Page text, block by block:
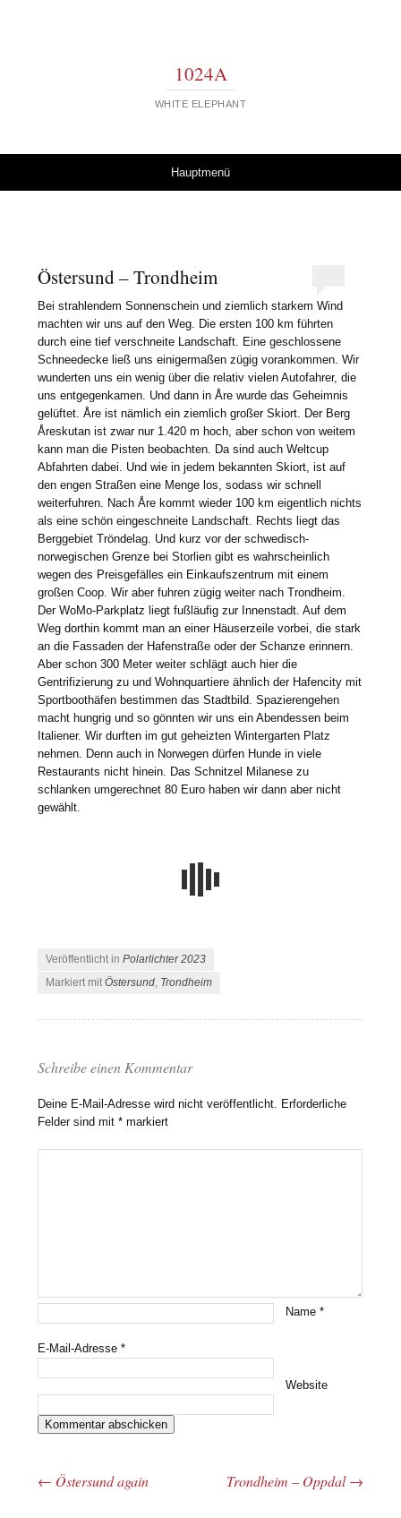
1024A
WHITE ELEPHANT
Hauptmenü
Östersund – Trondheim
Bei strahlendem Sonnenschein und ziemlich starkem Wind
machten wir uns auf den Weg. Die ersten 100 km führten
durch eine tief verschneite Landschaft. Eine geschlossene
Schneedecke ließ uns einigermaßen zügig vorankommen. Wir
wunderten uns ein wenig über die relativ vielen Autofahrer, die
uns entgegenkamen. Und dann in Åre wurde das Geheimnis
gelüftet. Åre ist nämlich ein ziemlich großer Skiort. Der Berg
Åreskutan ist zwar nur 1.420 m hoch, aber schon von weitem
kann man die Pisten beobachten. Da sind auch Weltcup
Abfahrten dabei. Und wie in jedem bekannten Skiort, ist auf
den engen Straßen eine Menge los, sodass wir schnell
weiterfuhren. Nach Åre kommt wieder 100 km eigentlich nichts
als eine schön eingeschneite Landschaft. Rechts liegt das
Berggebiet Tröndelag. Und kurz vor der schwedisch-
norwegischen Grenze bei Storlien gibt es wahrscheinlich
wegen des Preisgefälles ein Einkaufszentrum mit einem
großen Coop. Wir aber fuhren zügig weiter nach Trondheim.
Der WoMo-Parkplatz liegt fußläufig zur Innenstadt. Auf dem
Weg dorthin kommt man an einer Häuserzeile vorbei, die stark
an die Fassaden der Hafenstraße oder der Schanze erinnern.
Aber schon 300 Meter weiter schlägt auch hier die
Gentrifizierung zu und Wohnquartiere ähnlich der Hafencity mit
Sportboothäfen bestimmen das Stadtbild. Spazierengehen
macht hungrig und so gönnten wir uns ein Abendessen beim
Italiener. Wir durften im gut geheizten Wintergarten Platz
nehmen. Denn auch in Norwegen dürfen Hunde in viele
Restaurants nicht hinein. Das Schnitzel Milanese zu
schlanken umgerechnet 80 Euro haben wir dann aber nicht
gewählt.
Veröffentlicht inPolarlichter 2023
Markiert mitÖstersund, Trondheim
Schreibe einen Kommentar
Deine E-Mail-Adresse wird nicht veröffentlicht. Erforderliche
Felder sind mit* markiert
Name*
E-Mail-Adresse*
Website
Beitrags-Navigation
← Östersund again Trondheim – Oppdal→